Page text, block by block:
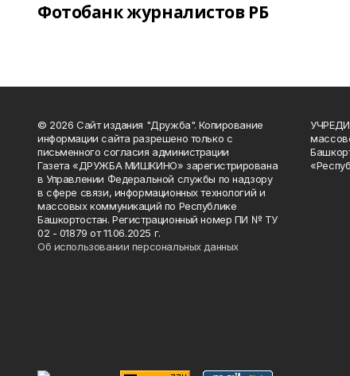
Фотобанк журналистов РБ
© 2026 Сайт издания "Дружба". Копирование
информации сайта разрешено только с
письменного согласия администрации
Газета «ДРУЖБА МИШКИНО» зарегистрирована
в Управлении Федеральной службы по надзору
в сфере связи, информационных технологий и
массовых коммуникаций по Республике
Башкортостан. Регистрационный номер ПИ № ТУ
02 - 01879 от 11.06.2025 г.
Об использовании персональных данных